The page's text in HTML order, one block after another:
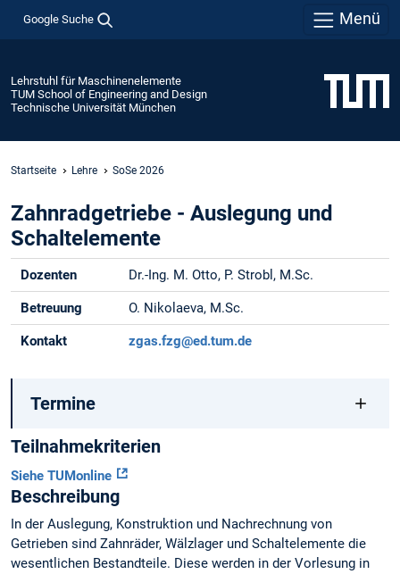
Google Suche Menü
Lehrstuhl für Maschinenelemente
TUM School of Engineering and Design
Technische Universität München
Startseite Lehre SoSe 2026
Zahnradgetriebe - Auslegung und
Schaltelemente
Dozenten Dr.-Ing. M. Otto, P. Strobl, M.Sc.
Betreuung O. Nikolaeva, M.Sc.
Kontakt zgas.fzg@ed.tum.de
Termine
Teilnahmekriterien
Siehe TUMonline
Beschreibung
In der Auslegung, Konstruktion und Nachrechnung von
Getrieben sind Zahnräder, Wälzlager und Schaltelemente die
wesentlichen Bestandteile. Diese werden in der Vorlesung in